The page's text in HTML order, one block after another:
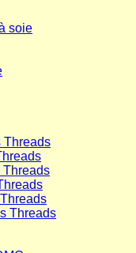
soie
Threads
Threads
Threads